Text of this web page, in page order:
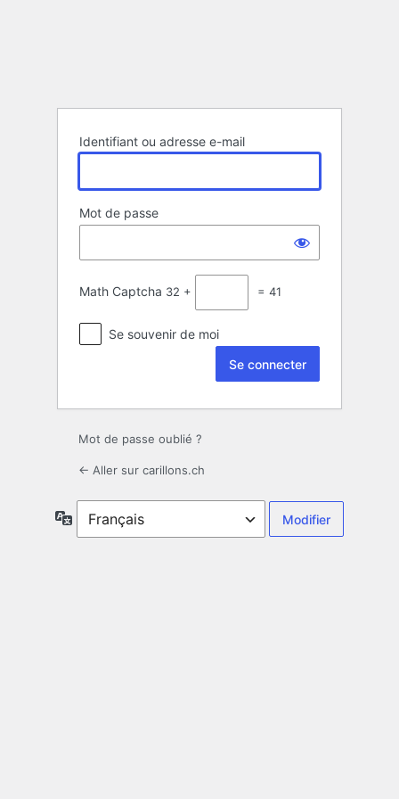
Identifiant ou adresse e-mail
Mot de passe
Math Captcha 32 + = 41
Se souvenir de moi
Mot de passe oublié ?
← Aller sur carillons.ch
Langue